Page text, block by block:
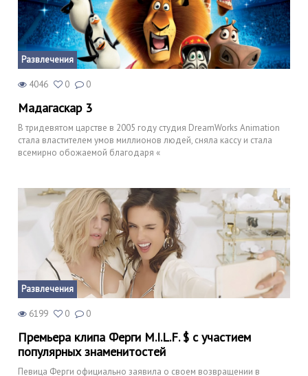
Развлечения
4046 0 0
Мадагаскар 3
В тридевятом царстве в 2005 году студия DreamWorks Animation
стала властителем умов миллионов людей, сняла кассу и стала
всемирно обожаемой благодаря «
Развлечения
6199 0 0
Премьера клипа Ферги M.I.L.F. $ с участием
популярных знаменитостей
Певица Ферги официально заявила о своем возвращении в